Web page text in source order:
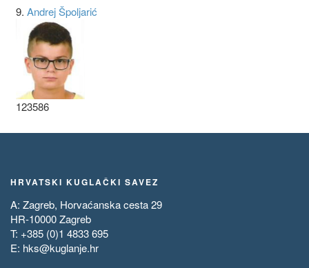
9. Andrej Špoljarić
123586
HRVATSKI KUGLAČKI SAVEZ
A: Zagreb, Horvaćanska cesta 29
HR-10000 Zagreb
T: +385 (0)1 4833 695
E: hks@kuglanje.hr